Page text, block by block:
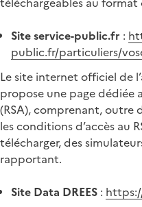
Site service-public.fr :
public.fr/particuliers/
Le site internet officiel de
propose une page dédiée
(RSA), comprenant, outre
les conditions d’accès au
télécharger, des
rapportant.
Site Data DREES :